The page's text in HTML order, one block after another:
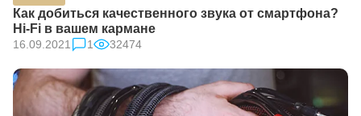
Как добиться качественного звука от смартфона?
Hi-Fi в вашем кармане
16.09.2021 1 32474